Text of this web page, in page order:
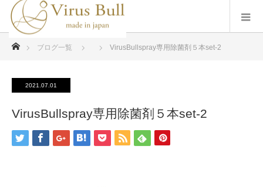
ブログ一覧 VirusBullspray専用除菌剤５本set-2
2021.07.01
VirusBullspray専用除菌剤５本set-2